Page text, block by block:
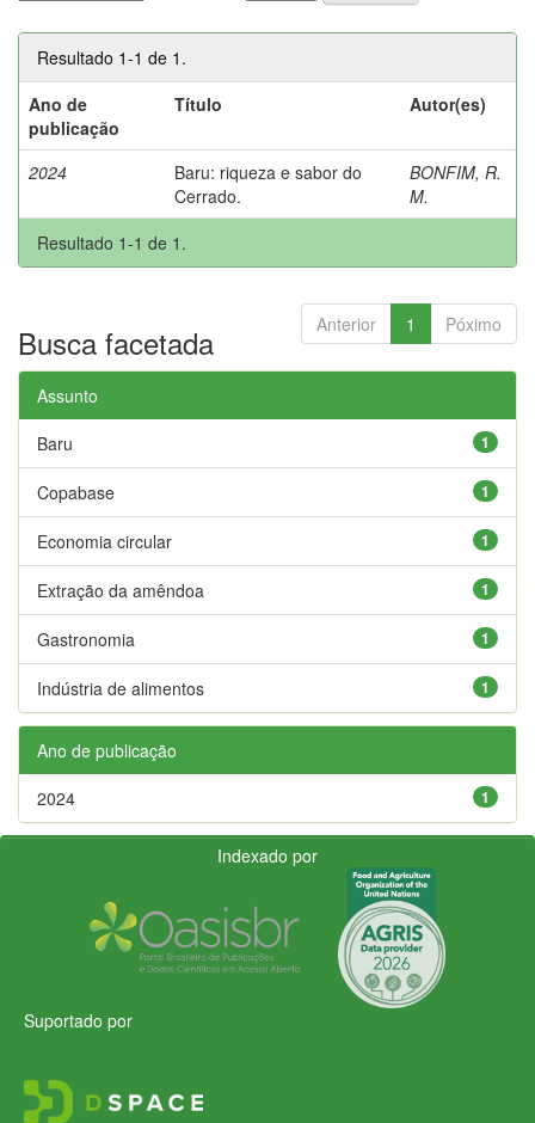
Resultado 1-1 de 1.
Ano de
publicação
Título Autor(es)
2024
Baru: riqueza e sabor do
Cerrado.
BONFIM, R.
M.
Resultado 1-1 de 1.
Anterior 1 Póximo
Busca facetada
Assunto
1
Baru
1
Copabase
1
Economia circular
1
Extração da amêndoa
1
Gastronomia
1
Indústria de alimentos
Ano de publicação
1
2024
Indexado por
Suportado por